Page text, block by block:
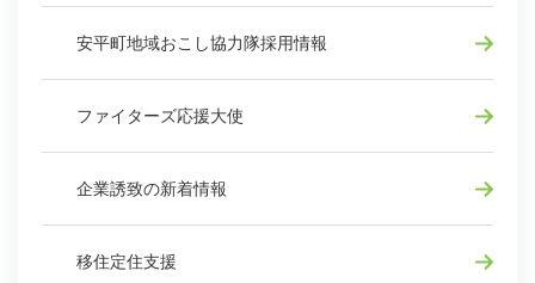
安平町地域おこし協力隊採用情報
ファイターズ応援大使
企業誘致の新着情報
移住定住支援